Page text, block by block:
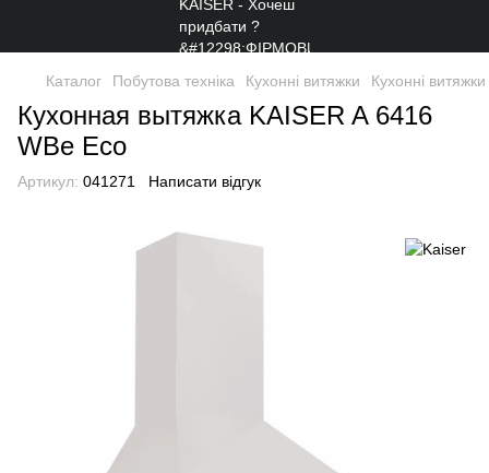
Каталог Побутова техніка Кухонні витяжки Кухонні
Кухонная вытяжка KAISER A 6416
WBe Eco
Артикул: 041271 Написати відгук